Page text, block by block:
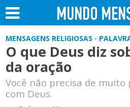
MENSAGENS RELIGIOSAS •
O que Deus diz
da oração
Você não precisa de
com Deus.